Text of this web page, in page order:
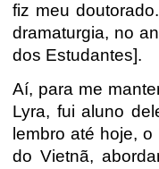
fiz meu
dramaturgia, no
dos Estudantes].
Aí, para me
Lyra, fui aluno
lembro até hoje,
do Vietnã,